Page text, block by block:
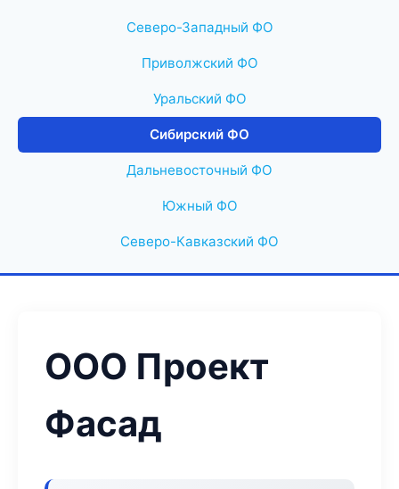
Северо-Западный ФО
Приволжский ФО
Уральский ФО
Сибирский ФО
Дальневосточный ФО
Южный ФО
Северо-Кавказский ФО
ООО Проект
Фасад